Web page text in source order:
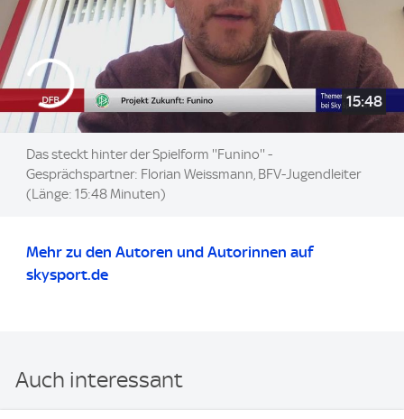
15:48
Das steckt hinter der Spielform ''Funino'' -
Gesprächspartner: Florian Weissmann, BFV-Jugendleiter
(Länge: 15:48 Minuten)
Mehr zu den Autoren und Autorinnen auf
skysport.de
Auch interessant